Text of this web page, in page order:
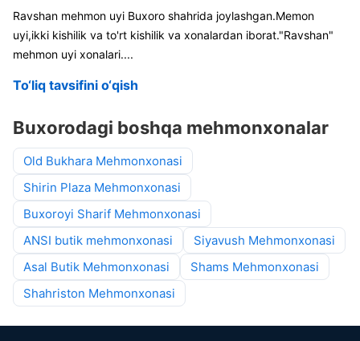
Ravshan mehmon uyi Buxoro shahrida joylashgan.Memon
uyi,ikki kishilik va to'rt kishilik va xonalardan iborat."Ravshan"
mehmon uyi xonalari....
To‘liq tavsifini o‘qish
Buxorodagi boshqa mehmonxonalar
Old Bukhara Mehmonxonasi
Shirin Plaza Mehmonxonasi
Buxoroyi Sharif Mehmonxonasi
ANSI butik mehmonxonasi
Siyavush Mehmonxonasi
Asal Butik Mehmonxonasi
Shams Mehmonxonasi
Shahriston Mehmonxonasi